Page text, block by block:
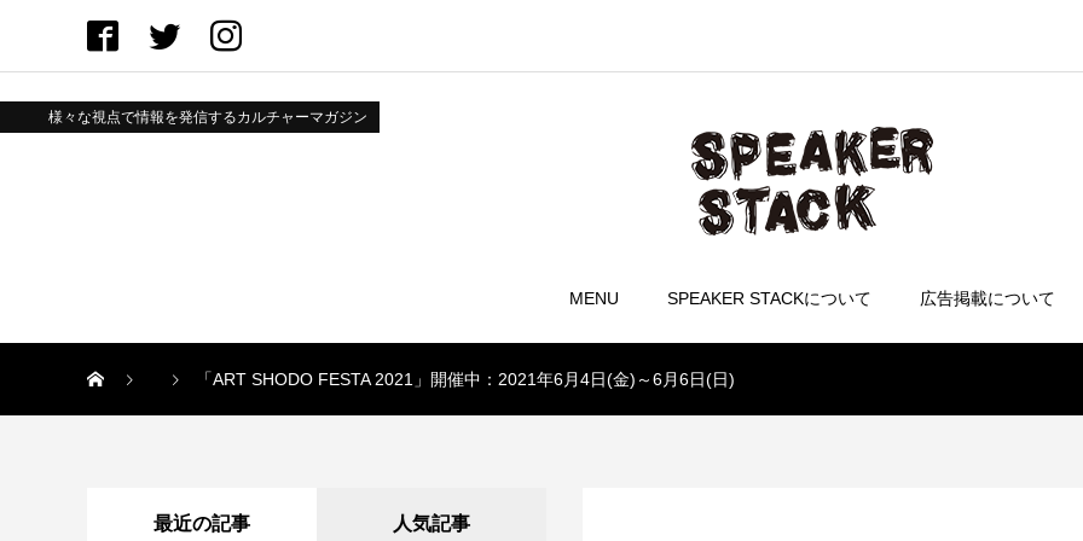
様々な視点で情報を発信するカルチャーマガジン
MENU SPEAKER STACKについて 広告掲載について
「ART SHODO FESTA 2021」開催中：2021年6月4日(金)～6月6日(日)
最近の記事 人気記事